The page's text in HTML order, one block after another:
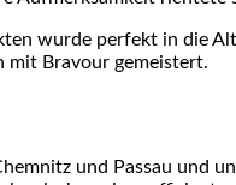
wurde perfekt in die
mit Bravour gemeistert.
und Passau